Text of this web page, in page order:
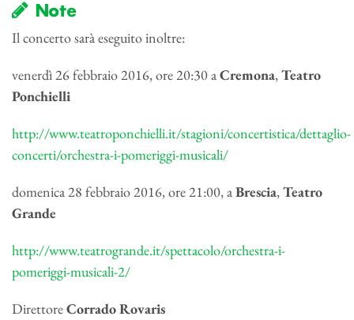
Note
Il concerto sarà eseguito inoltre:
venerdì 26 febbraio 2016, ore 20:30 aCremona,Teatro
Ponchielli
http://www.teatroponchielli.it/stagioni/concertistica/dettaglio-
concerti/orchestra-i-pomeriggi-musicali/
domenica 28 febbraio 2016, ore 21:00, aBrescia,Teatro
Grande
http://www.teatrogrande.it/spettacolo/orchestra-i-
pomeriggi-musicali-2/
DirettoreCorrado Rovaris